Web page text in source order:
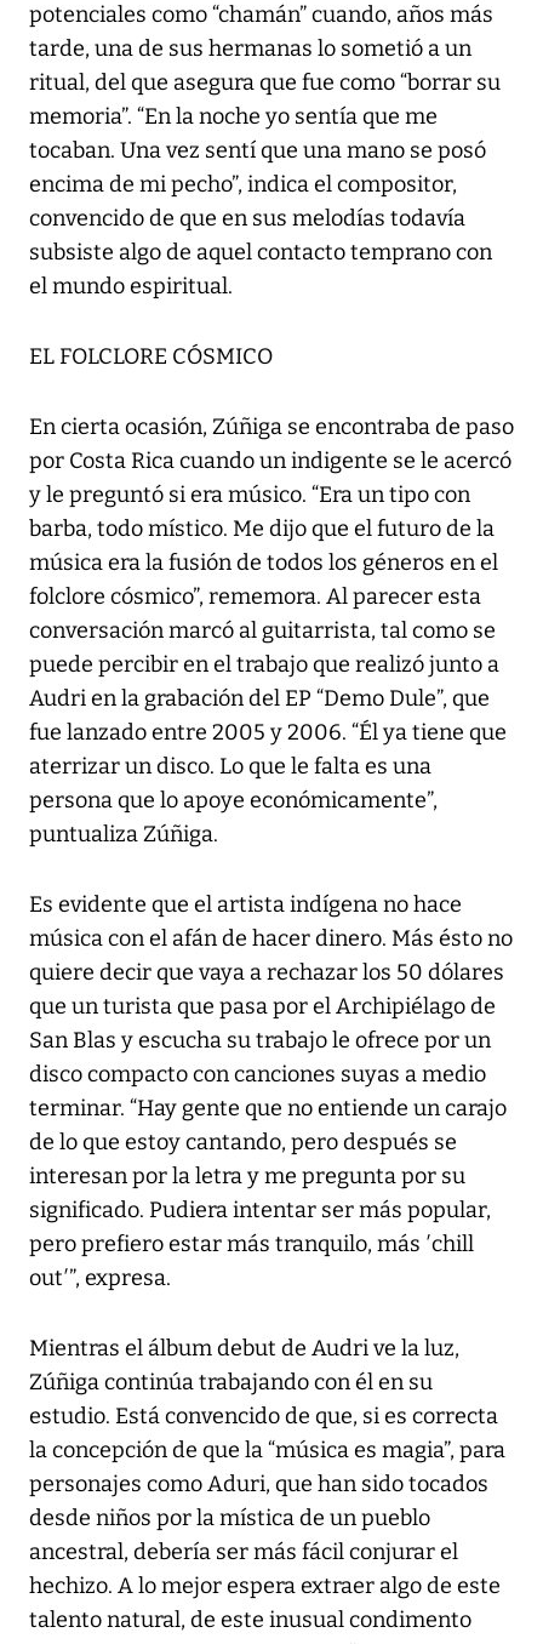
potenciales como “chamán” cuando, años más
tarde, una de sus hermanas lo sometió a un
ritual, del que asegura que fue como “borrar su
memoria”. “En la noche yo sentía que me
tocaban. Una vez sentí que una mano se posó
encima de mi pecho”, indica el compositor,
convencido de que en sus melodías todavía
subsiste algo de aquel contacto temprano con
el mundo espiritual.
EL FOLCLORE CÓSMICO
En cierta ocasión, Zúñiga se encontraba de paso
por Costa Rica cuando un indigente se le acercó
y le preguntó si era músico. “Era un tipo con
barba, todo místico. Me dijo que el futuro de la
música era la fusión de todos los géneros en el
folclore cósmico”, rememora. Al parecer esta
conversación marcó al guitarrista, tal como se
puede percibir en el trabajo que realizó junto a
Audri en la grabación del EP “Demo Dule”, que
fue lanzado entre 2005 y 2006. “Él ya tiene que
aterrizar un disco. Lo que le falta es una
persona que lo apoye económicamente”,
puntualiza Zúñiga.
Es evidente que el artista indígena no hace
música con el afán de hacer dinero. Más ésto no
quiere decir que vaya a rechazar los 50 dólares
que un turista que pasa por el Archipiélago de
San Blas y escucha su trabajo le ofrece por un
disco compacto con canciones suyas a medio
terminar. “Hay gente que no entiende un carajo
de lo que estoy cantando, pero después se
interesan por la letra y me pregunta por su
significado. Pudiera intentar ser más popular,
pero prefiero estar más tranquilo, más ′chill
out′”, expresa.
Mientras el álbum debut de Audri ve la luz,
Zúñiga continúa trabajando con él en su
estudio. Está convencido de que, si es correcta
la concepción de que la “música es magia”, para
personajes como Aduri, que han sido tocados
desde niños por la mística de un pueblo
ancestral, debería ser más fácil conjurar el
hechizo. A lo mejor espera extraer algo de este
talento natural, de este inusual condimento